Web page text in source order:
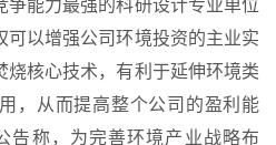
争能力最强的科研设计专业单位
可以增强公司环境投资的主业实
烧核心技术，有利于延伸环境类
，从而提高整个公司的盈利能
告称，为完善环境产业战略布